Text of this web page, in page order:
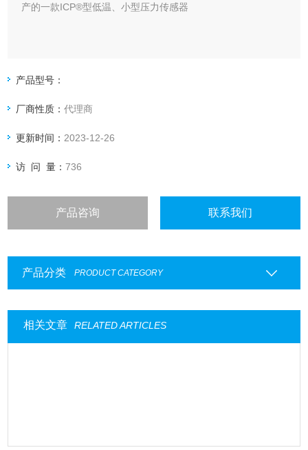
产的一款ICP®型低温、小型压力传感器
产品型号：
厂商性质：代理商
更新时间： 2023-12-26
访 问 量：736
产品咨询 联系我们
产品分类 PRODUCT CATEGORY
相关文章 RELATED ARTICLES